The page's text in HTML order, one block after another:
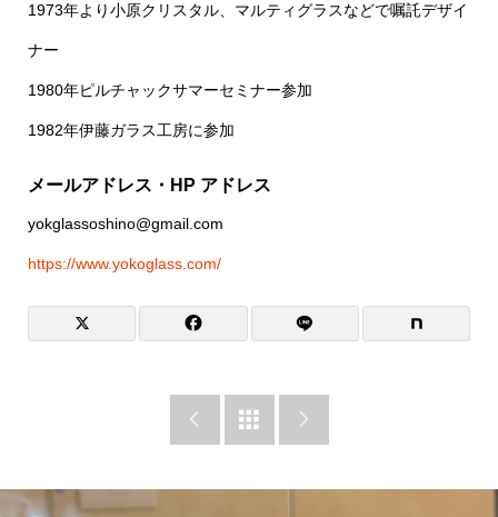
1973年より小原クリスタル、マルティグラスなどで嘱託デザイ
ナー
1980年ピルチャックサマーセミナー参加
1982年伊藤ガラス工房に参加
メールアドレス・HP アドレス
yokglassoshino@gmail.com
https://www.yokoglass.com/
  